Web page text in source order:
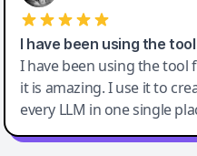
I have been using the
I have been using the tool
it is amazing. I use it to
every LLM in one single